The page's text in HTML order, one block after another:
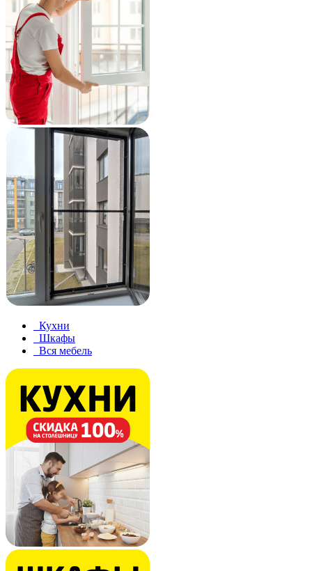
Кухни
Шкафы
Вся мебель